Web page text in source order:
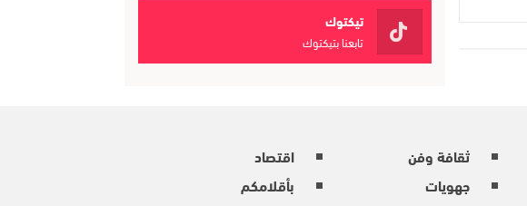
تيكتوك
تابعنا بتيكتوك
ثقافة وفن
جهويات
اقتصاد
بأقلامكم